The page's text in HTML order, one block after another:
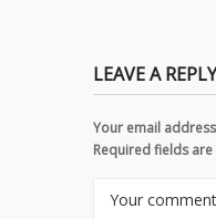
LEAVE A REPLY
Your email
Required fields
Your comment